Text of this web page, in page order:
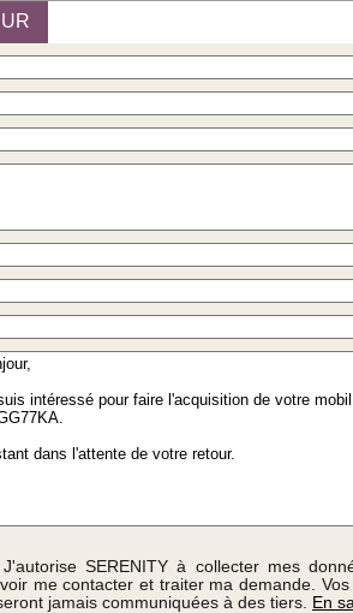
J'autorise SERENITY à collecter mes
me contacter et traiter ma demande.
jamais communiquées à des tiers. En